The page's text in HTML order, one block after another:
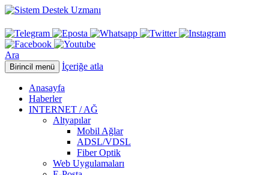
Ara
Birincil menü İçeriğe atla
Anasayfa
Haberler
INTERNET / AĞ
Altyapılar
Mobil Ağlar
ADSL/VDSL
Fiber Optik
Web Uygulamaları